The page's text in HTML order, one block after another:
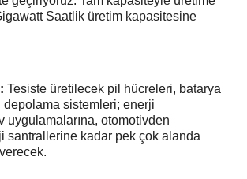
Saatlik üretim kapasitesine
Tesiste üretilecek pil hücreleri, batarya
sistemleri; enerji
uygulamalarına, otomotivden
santrallerine kadar pek çok alanda